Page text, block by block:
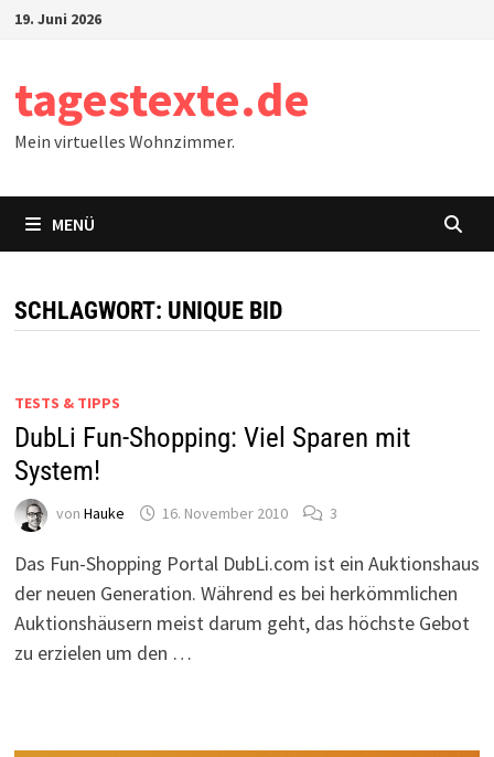
Zum19. Juni 2026
tagestexte.de
Mein virtuelles Wohnzimmer.
MENÜ
SCHLAGWORT: UNIQUE BID
TESTS & TIPPS
DubLi Fun-Shopping: Viel Sparen mit
System!
von Hauke 16. November 2010 3
Das Fun-Shopping Portal DubLi.com ist ein Auktionshaus
der neuen Generation. Während es bei herkömmlichen
Auktionshäusern meist darum geht, das höchste Gebot
zu erzielen um den …